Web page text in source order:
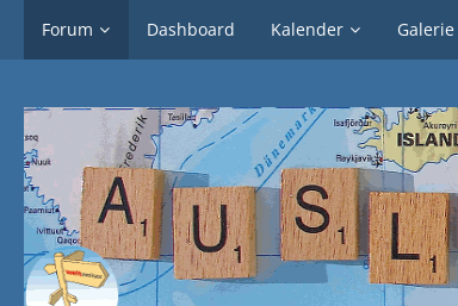
Forum Dashboard Kalender Galerie